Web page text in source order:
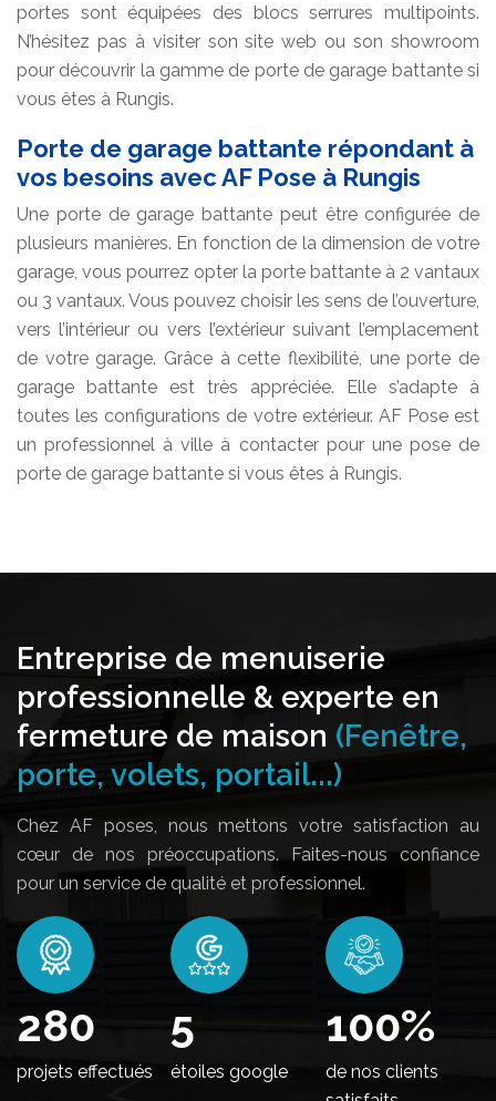
portes sont équipées des blocs serrures multipoints.
N’hésitez pas à visiter son site web ou son showroom
pour découvrir la gamme de porte de garage battante si
vous êtes à Rungis.
Porte de garage battante répondant à
vos besoins avec AF Pose à Rungis
Une porte de garage battante peut être configurée de
plusieurs manières. En fonction de la dimension de votre
garage, vous pourrez opter la porte battante à 2 vantaux
ou 3 vantaux. Vous pouvez choisir les sens de l’ouverture,
vers l’intérieur ou vers l’extérieur suivant l’emplacement
de votre garage. Grâce à cette flexibilité, une porte de
garage battante est très appréciée. Elle s’adapte à
toutes les configurations de votre extérieur. AF Pose est
un professionnel à ville à contacter pour une pose de
porte de garage battante si vous êtes à Rungis.
Entreprise de menuiserie
professionnelle & experte en
fermeture de maison (Fenêtre,
porte, volets, portail...)
Chez AF poses, nous mettons votre satisfaction au
cœur de nos préoccupations. Faites-nous confiance
pour un service de qualité et professionnel.
330
projets effectués
5
étoiles google
100%
de nos clients